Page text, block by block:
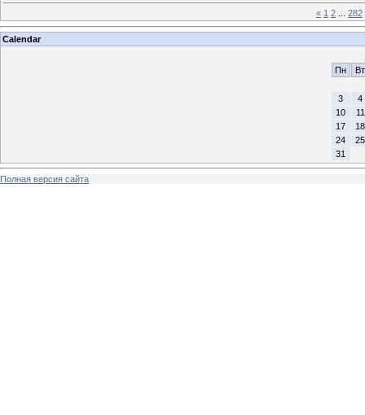
« 1 2 282
Calendar
Пн
Вт
3
4
10
11
17
18
24
25
31
Полная версия сайта